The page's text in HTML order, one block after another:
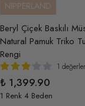
NIPPERLAND
Beryl Çiçek Baskılı
Natural Pamuk Triko
Rengi
1
₺ 1,399.90
1 Renk 4 Beden